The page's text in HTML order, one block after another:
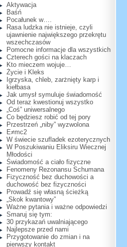
Aktywacja
Baśń
Pocałunek w….
Rasa ludzka nie istnieje, czyli
ujawnienie największego przekrętu
wszechczasów
Pomocne informacje dla wszystkich
Czterech gości na klaczach
Kto mieczem wojuje…
Życie i Kleks
Igrzyska, chleb, zarżnięty karp i
kiełbasa
Jak umysł symuluje świadomość
Od teraz kwestionuj wszystko
„Coś” uniwersalnego
Co będziesz robić od tej pory
Przestrzeń „niby” wyzwolona
E≠mc2
W świecie szufladek ezoterycznych
W Poszukiwaniu Eliksiru Wiecznej
Młodości
Świadomość a ciało fizyczne
Fenomeny Rezonansu Schumana
Fizyczność bez duchowości a
duchowość bez fizyczności
Prowadź się własną ścieżką
„Skok kwantowy”
Ważne pytania i ważne odpowiedzi
Smaruj się tym:
30 przykazań uwalniającego
Najlepsze przed nami
Przygotowanie do zmian i na
pierwszy kontakt